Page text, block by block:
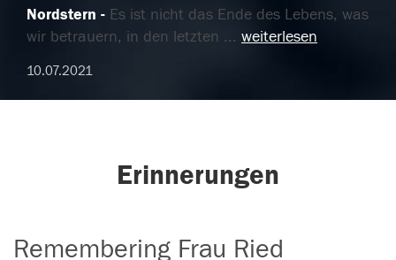
Nordstern
Es ist nicht das Ende des Lebens, was
wir betrauern, in den letzten ... weiterlesen
10.07.2021
Erinnerungen
Remembering Frau Ried